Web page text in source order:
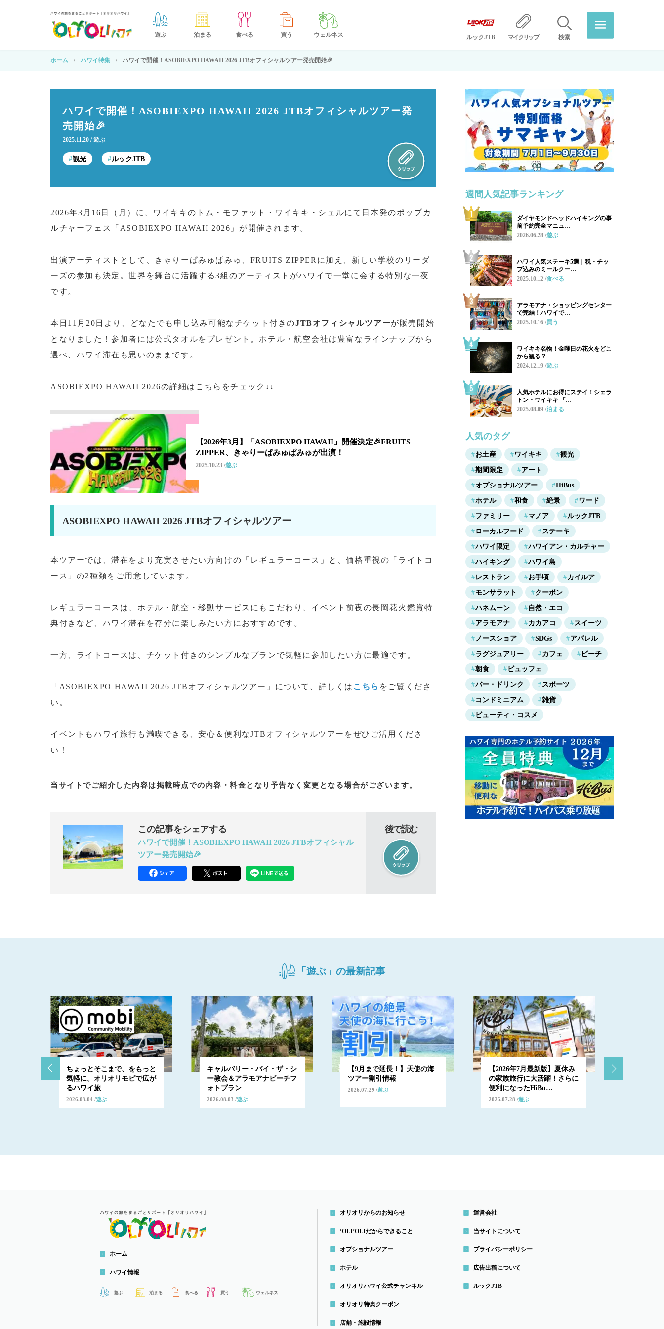
ルックJTB マイクリップ 検索
遊ぶ 泊まる 食べる 買う ウェルネス
ホーム ハワイ特集 ハワイで開催！ASOBIEXPO HAWAII 2026 JTBオフィシャルツアー発売開始🎉
ハワイで開催！ASOBIEXPO HAWAII 2026 JTBオフィシャルツアー発
売開始🎉
2025.11.20 遊ぶ
観光 ルックJTB
2026年3月16日（月）に、ワイキキのトム・モファット・ワイキキ・シェルにて日本発のポップカ
ルチャーフェス「ASOBIEXPO HAWAII 2026」が開催されます。
出演アーティストとして、きゃりーぱみゅぱみゅ、FRUITS ZIPPERに加え、新しい学校のリーダ
ーズの参加も決定。世界を舞台に活躍する3組のアーティストがハワイで一堂に会する特別な一夜
です。
本日11月20日より、どなたでも申し込み可能なチケット付きのJTBオフィシャルツアーが販売開始
となりました！参加者には公式タオルをプレゼント。ホテル・航空会社は豊富なラインナップから
選べ、ハワイ滞在も思いのままです。
ASOBIEXPO HAWAII 2026の詳細はこちらをチェック↓↓
【2026年3月】「ASOBIEXPO HAWAII」開催決定🎉FRUITS
ZIPPER、きゃりーぱみゅぱみゅが出演！
2025.10.23 遊ぶ
ASOBIEXPO HAWAII 2026 JTBオフィシャルツアー
本ツアーでは、滞在をより充実させたい方向けの「レギュラーコース」と、価格重視の「ライトコ
ース」の2種類をご用意しています。
レギュラーコースは、ホテル・航空・移動サービスにもこだわり、イベント前夜の長岡花火鑑賞特
典付きなど、ハワイ滞在を存分に楽しみたい方におすすめです。
一方、ライトコースは、チケット付きのシンプルなプランで気軽に参加したい方に最適です。
「ASOBIEXPO HAWAII 2026 JTBオフィシャルツアー」について、詳しくは こちら をご覧くださ
い。
イベントもハワイ旅行も満喫できる、安心＆便利なJTBオフィシャルツアーをぜひご活用くださ
い！
当サイトでご紹介した内容は掲載時点での内容・料金となり予告なく変更となる場合がございます。
この記事をシェアする
ハワイで開催！ASOBIEXPO HAWAII 2026 JTBオフィシャル
ツアー発売開始🎉
後で読む
週間人気記事ランキング
ダイヤモンドヘッドハイキングの事
前予約完全マニュ…
2026.06.28 遊ぶ
ハワイ人気ステーキ5選｜税・チッ
プ込みのミールクー…
2025.10.12 食べる
アラモアナ・ショッピングセンター
で完結！ハワイで…
2025.10.16 買う
ワイキキ名物！金曜日の花火をどこ
から観る？
2024.12.19 遊ぶ
人気ホテルにお得にステイ！シェラ
トン・ワイキキ 「…
2025.08.09 泊まる
人気のタグ
お土産 ワイキキ 観光
期間限定 アート
オプショナルツアー HiBus
ホテル 和食 絶景 ワード
ファミリー マノア ルックJTB
ローカルフード ステーキ
ハワイ限定 ハワイアン・カルチャー
ハイキング ハワイ島
レストラン お手頃 カイルア
モンサラット クーポン
ハネムーン 自然・エコ
アラモアナ カカアコ スイーツ
ノースショア SDGs アパレル
ラグジュアリー カフェ ビーチ
朝食 ビュッフェ
バー・ドリンク スポーツ
コンドミニアム 雑貨
ビューティ・コスメ
「遊ぶ」の最新記事
ちょっとそこまで、をもっと
気軽に。オリオリモビで広が
るハワイ旅
2026.08.04 遊ぶ
キャルバリー・バイ・ザ・シ
ー教会＆アラモアナビーチフ
ォトプラン
2026.08.03 遊ぶ
【9月まで延長！】天使の海
ツアー割引情報
2026.07.29 遊ぶ
【2026年7月最新版】夏休み
の家族旅行に大活躍！さらに
便利になったHiBu…
2026.07.28 遊ぶ
ホーム
ハワイ情報
遊ぶ 泊まる 食べる 買う ウェルネス
オリオリからのお知らせ
‘OLI’OLIだからできること
オプショナルツアー
ホテル
オリオリハワイ公式チャンネル
オリオリ特典クーポン
店舗・施設情報
運営会社
当サイトについて
プライバシーポリシー
広告出稿について
ルックJTB